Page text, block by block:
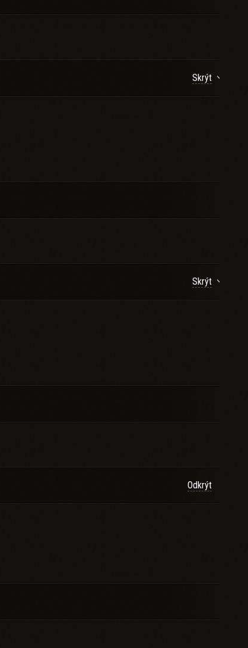
Skrýt
Skrýt
Odkrýt